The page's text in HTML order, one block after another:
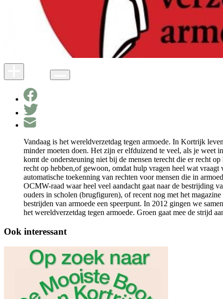
Vandaag is het wereldverzetdag tegen armoede. In Kortrijk
minder moeten doen. Het zijn er elfduizend te veel, als je weet
komt de ondersteuning niet bij de mensen terecht die er recht
recht op hebben,of gewoon, omdat hulp vragen heel wat
automatische toekenning van rechten voor mensen die in
OCMW-raad waar heel veel aandacht gaat naar de bestrijding
ouders in scholen (brugfiguren), of recent nog met het
bestrijden van armoede een speerpunt. In 2012 gingen we
het wereldverzetdag tegen armoede. Groen gaat mee de strijd
Ook interessant